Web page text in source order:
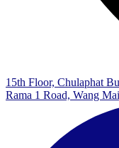
15th Floor, Chulaphat
Rama 1 Road, Wang